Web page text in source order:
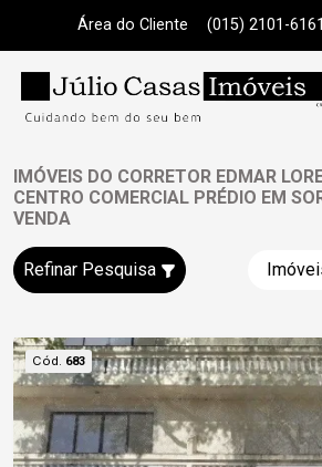
Área do Cliente (015) 2101-6161
IMÓVEIS DO CORRETOR EDMAR
CENTRO COMERCIAL PRÉDIO EM
VENDA
Refinar Pesquisa
Cód. 683